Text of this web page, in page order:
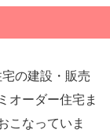
の建設・販売
オーダー住宅ま
こなっていま